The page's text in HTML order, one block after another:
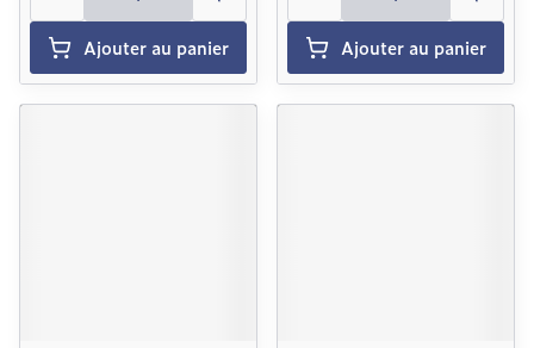
Ajouter au panier Ajouter au panier